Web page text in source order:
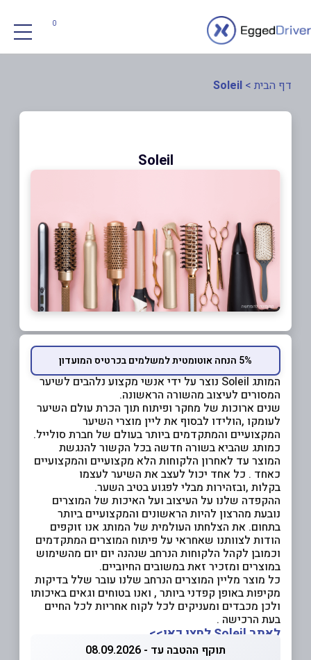
0
דף הבית >
Soleil
Soleil
5% הנחה אוטומטית למשלמים בכרטיס המועדון
המותג Soleil נוצר על ידי אנשי מקצוע נלהבים לשיער
המסורים לעיצוב מהשורה הראשונה.
שנים ארוכות של מחקר ופיתוח תוך הכרת עולם השיער
לעומקו ,הולידו לבסוף את ליין מוצרי השיער
המקצועיים והמתקדמים ביותר בעולם של חברת סולייל.
כמותג שהביא בשורה חדשה בכל הקשור להנגשת
המוצר עד לאחרון הלקוחות הלא מקצועיים והמקצועיים
כאחד . כל אחד יכול לעצב את השיער לעצמו
בקלות ,ובזהירות מבלי לפגוע בטיב השער.
ההקפדה שלנו על העיצוב ועל האיכות של המוצרים
נובעת מהרצון להיות הראשונים והמקצועיים ביותר
בתחום. את הצלחתו העולמית של המותג אנו זוקפים
הודות לצוותנו שאחראי על פיתוח המוצרים המתקדמים
וכמובן לקהל הלקוחות הנרחב שנהנה יום יום מהשימוש
במוצרים ומזכיר זאת במשובים החיוביים.
כל מוצר מליין המוצרים הנרחב שלנו עובר שלל בדיקות
מקיפות באופן קפדני ביותר , ואנו בטוחים וגאים באיכותו
ולכן מכבדים ומעניקים לכל לקוח אחריות לכל החיים
בעת הרכישה .
לאתר Soleil לחצו כאן>>
תוקף ההטבה עד - 08.09.2026